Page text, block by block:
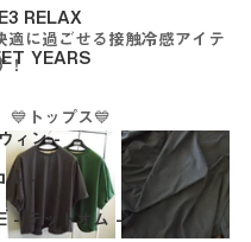
RELAX
YEARS
ィン -
ル -
- テットオム -
適に過ごせる接触冷感アイテ
！
💙トップス💙